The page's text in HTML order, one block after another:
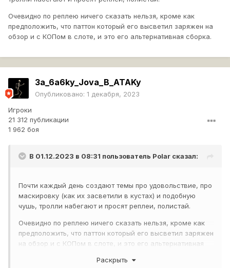
Очевидно по реплею ничего сказать нельзя, кроме как
предположить, что паттон который его высветил заряжен на
обзор и с КОПом в слоте, и это его альтернативная сборка.
3a_6a6ky_Jova_B_ATAKy
Опубликовано: 1 декабря, 2023
Игроки
21 312 публикации
1 962 боя
В 01.12.2023 в 08:31 пользователь Polar сказал:
Почти каждый день создают темы про удовольствие, про
маскировку (как их засветили в кустах) и подобную
чушь, тролли набегают и просят реплеи, полистай.
Очевидно по реплею ничего сказать нельзя, кроме как
предположить, что паттон который его высветил заряжен
на обзор и с КОПом в слоте, и это его альтернативная
Раскрыть